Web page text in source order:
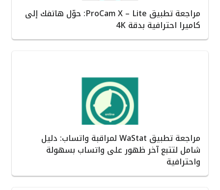
مراجعة تطبيق ProCam X – Lite: حوّل هاتفك إلى
كاميرا احترافية بدقة 4K
مراجعة تطبيق WaStat لمراقبة واتساب: دليل
شامل لتتبع آخر ظهور على واتساب بسهولة
واحترافية